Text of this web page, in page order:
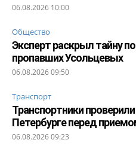
06.08.2026 10:00
Общество
Эксперт раскрыл тайну
пропавших Усольцевых
06.08.2026 09:50
Транспорт
Транспортники
Петербурге перед
06.08.2026 09:23